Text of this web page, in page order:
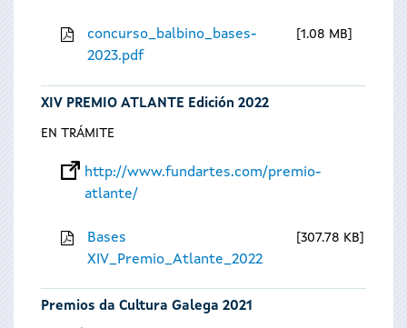
concurso_balbino_bases-
2023.pdf
1.08 MB
XIV PREMIO ATLANTE Edición 2022
EN TRÁMITE
http://www.fundartes.com/premio-
atlante/
Bases
XIV_Premio_Atlante_2022
307.78 KB
Premios da Cultura Galega 2021